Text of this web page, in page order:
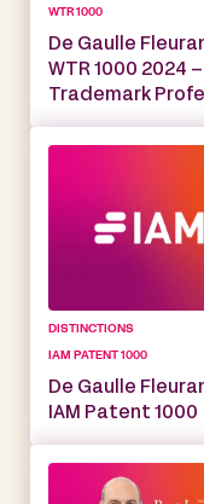
WTR 1000
De Gaulle
WTR 1000 2024
Trademark
DISTINCTIONS
IAM PATENT 1000
De Gaulle
IAM Patent 1000